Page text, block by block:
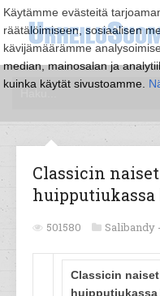
Käytämme evästeitä
räätälöimiseen, sosiaalisen
kävijämäärämme
median, mainosalan ja
kuinka käytät sivustoamme.
Classicin
501580 Salibandy -
Classicin